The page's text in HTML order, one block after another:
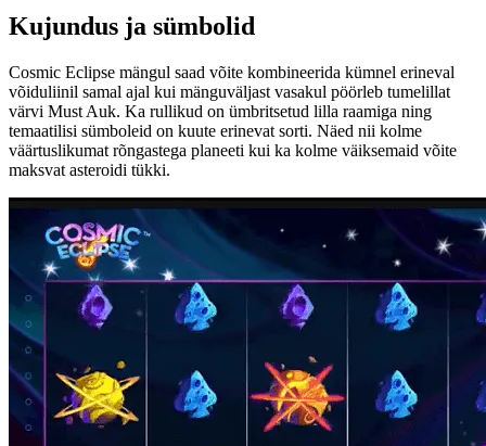
Kujundus ja sümbolid
Cosmic Eclipse mängul saad võite kombineerida kümnel erineval
võiduliinil samal ajal kui mänguväljast vasakul pöörleb tumelillat
värvi Must Auk. Ka rullikud on ümbritsetud lilla raamiga ning
temaatilisi sümboleid on kuute erinevat sorti. Näed nii kolme
väärtuslikumat rõngastega planeeti kui ka kolme väiksemaid võite
maksvat asteroidi tükki.